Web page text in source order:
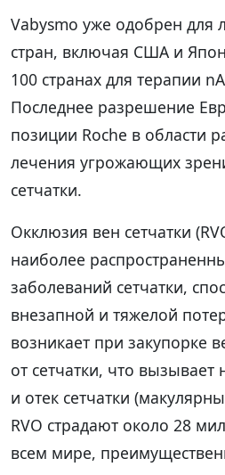
Vabysmo уже одобрен для
стран, включая США и
100 странах для терапии
Последнее разрешение
позиции Roche в области
лечения угрожающих
сетчатки.
Окклюзия вен сетчатки
наиболее
заболеваний сетчатки,
внезапной и тяжелой
возникает при закупорке
от сетчатки, что вызывает
и отек сетчатки
RVO страдают около 28
всем мире,